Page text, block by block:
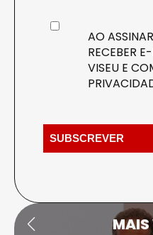
AO
RECEBER
VISEU E
MAIS